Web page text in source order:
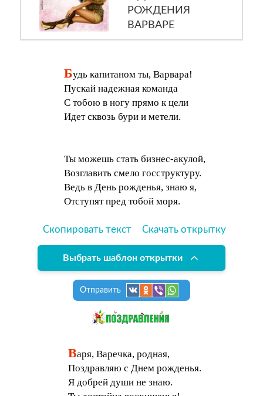
РОЖДЕНИЯ
ВАРВАРЕ
Будь капитаном ты, Варвара!
Пускай надежная команда
С тобою в ногу прямо к цели
Идет сквозь бури и метели.
Ты можешь стать бизнес-акулой,
Возглавить смело госструктуру.
Ведь в День рожденья, знаю я,
Отступят пред тобой моря.
Скопировать текст Скачать открытку
Выбрать шаблон открытки
Отправить
Варя, Варечка, родная,
Поздравляю с Днем рожденья.
Я добрей души не знаю.